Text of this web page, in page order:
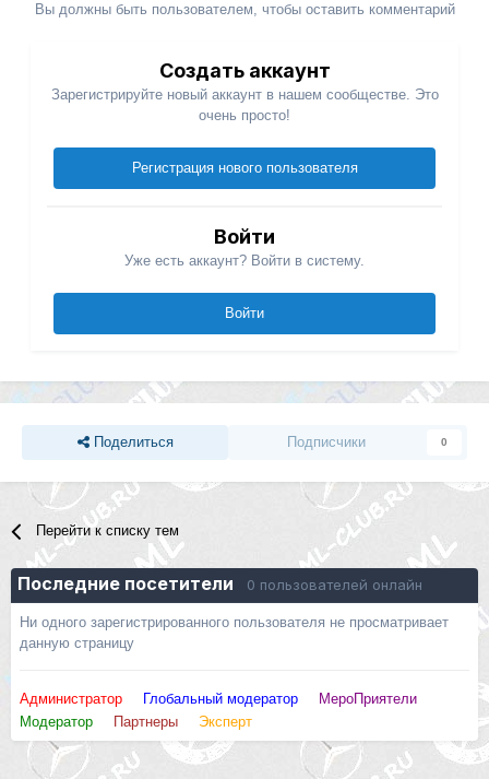
Вы должны быть пользователем, чтобы оставить комментарий
Создать аккаунт
Зарегистрируйте новый аккаунт в нашем сообществе. Это
очень просто!
Регистрация нового пользователя
Войти
Уже есть аккаунт? Войти в систему.
Войти
Поделиться Подписчики 0
Перейти к списку тем
Последние посетители 0 пользователей онлайн
Ни одного зарегистрированного пользователя не просматривает
данную страницу
Администратор Глобальный модератор
МероПриятели
Модератор
Партнеры Эксперт